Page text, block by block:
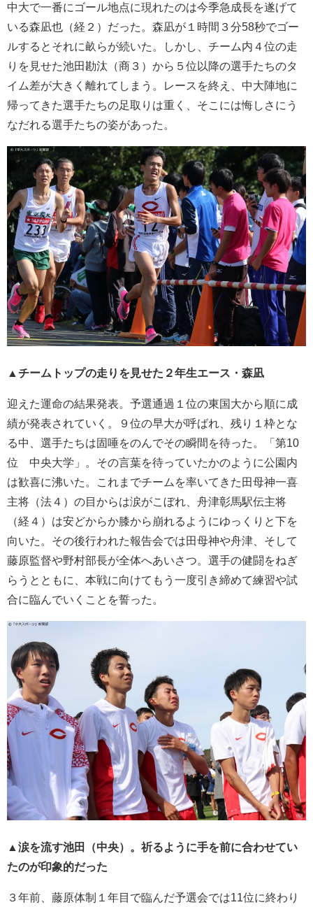
中大で一番にゴール地点に現れたのは今季急成長を遂げて
いる森凪也（経２）だった。森凪が１時間３分58秒でゴー
ルするとそれに畝らが続いた。しかし、チーム内４位の走
りを見せた池田勘汰（商３）から５位以降の選手たちのタ
イム差が大きく離れてしまう。レースを終え、中大陣地に
帰ってきた選手たちの足取りは重く、そこには悔しさにう
なだれる選手たちの姿があった。
▲チームトップの走りを見せた２年生エース・森凪
迎えた運命の結果発表。予選通過１位の東国大から順に成
績が発表されていく。９位の早大が呼ばれ、残り１枠とな
る中、選手たちは固唾をのんでその瞬間を待った。「第10
位 中央大学」。その言葉を待っていたかのように公園内
は歓喜に沸いた。これまでチームを率いてきた田母神一喜
主将（法４）の目からは涙がこぼれ、舟津彰馬駅伝主将
（経４）は安どからか膝から崩れるようにゆっくりと下を
向いた。その後行われた報告会では田母神や舟津、そして
藤原監督や野村部長が全体へあいさつ。選手の健闘をねぎ
らうとともに、本戦に向けてもう一度引き締めて練習や試
合に臨んでいくことを誓った。
▲涙を流す池田（中央）。祈るように手を前に合わせてい
たのが印象的だった
３年前、藤原体制１年目で臨んだ予選会では11位に終わり